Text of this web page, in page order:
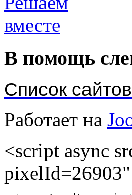
В помощь
Список
Работает на
<script async